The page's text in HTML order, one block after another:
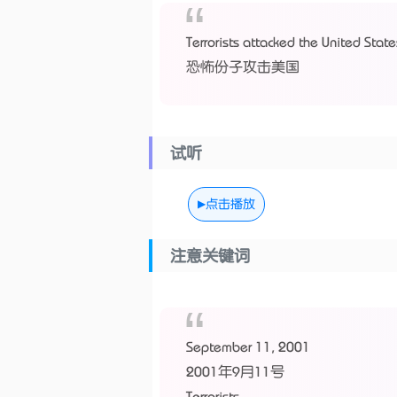
Terrorists attacked the United
恐怖份子攻击美国
试听
点击播放
注意关键词
September 11, 2001
2001年9月11号